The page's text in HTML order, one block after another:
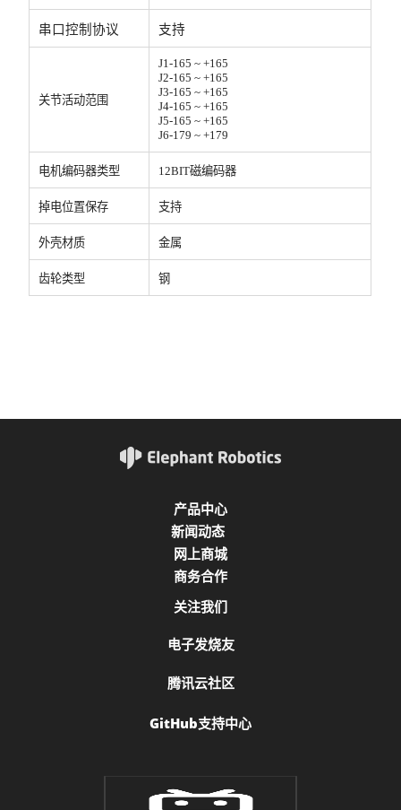
串口控制协议 支持
关节活动范围
J1-165 ~ +165
J2-165 ~ +165
J3-165 ~ +165
J4-165 ~ +165
J5-165 ~ +165
J6-179 ~ +179
电机编码器类型 12BIT磁编码器
掉电位置保存 支持
外壳材质 金属
齿轮类型 钢
产品中心
新闻动态
网上商城
商务合作
关注我们
电子发烧友
腾讯云社区
GitHub支持中心